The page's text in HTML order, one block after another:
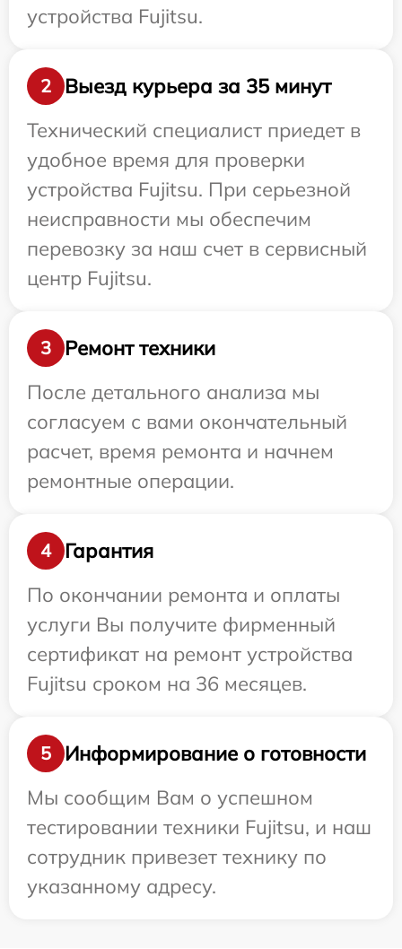
устройства Fujitsu.
2
Выезд курьера за 35 минут
Технический специалист приедет в
удобное время для проверки
устройства Fujitsu. При серьезной
неисправности мы обеспечим
перевозку за наш счет в сервисный
центр Fujitsu.
3
Ремонт техники
После детального анализа мы
согласуем с вами окончательный
расчет, время ремонта и начнем
ремонтные операции.
4
Гарантия
По окончании ремонта и оплаты
услуги Вы получите фирменный
сертификат на ремонт устройства
Fujitsu сроком на 36 месяцев.
5
Информирование о готовности
Мы сообщим Вам о успешном
тестировании техники Fujitsu, и наш
сотрудник привезет технику по
указанному адресу.